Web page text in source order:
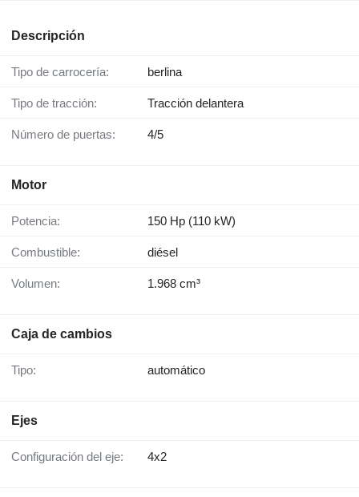
Descripción
Tipo de carrocería: berlina
Tipo de tracción: Tracción delantera
Número de puertas: 4/5
Motor
Potencia: 150 Hp (110 kW)
Combustible: diésel
Volumen: 1.968 cm³
Caja de cambios
Tipo: automático
Ejes
Configuración del eje: 4x2